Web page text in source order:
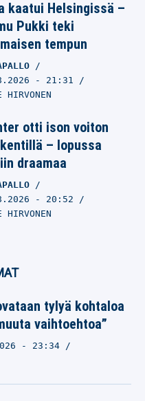
kaatui Helsingissä –
Pukki teki
tempun
- 21:31
HIRVONEN
otti ison voiton
– lopussa
draamaa
- 20:52
HIRVONEN
tylyä kohtaloa
vaihtoehtoa”
- 23:34